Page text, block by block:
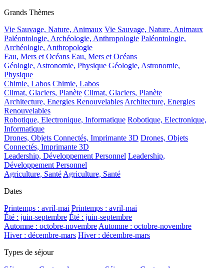
Grands Thèmes
Vie Sauvage, Nature, Animaux Vie Sauvage, Nature, Animaux
Paléontologie, Archéologie, Anthropologie Paléontologie,
Archéologie, Anthropologie
Eau, Mers et Océans Eau, Mers et Océans
Géologie, Astronomie, Physique Géologie, Astronomie,
Physique
Chimie, Labos Chimie, Labos
Climat, Glaciers, Planète Climat, Glaciers, Planète
Architecture, Energies Renouvelables Architecture, Energies
Renouvelables
Robotique, Electronique, Informatique Robotique, Electronique,
Informatique
Drones, Objets Connectés, Imprimante 3D Drones, Objets
Connectés, Imprimante 3D
Leadership, Développement Personnel Leadership,
Développement Personnel
Agriculture, Santé Agriculture, Santé
Dates
Printemps : avril-mai Printemps : avril-mai
Été : juin-septembre Été : juin-septembre
Automne : octobre-novembre Automne : octobre-novembre
Hiver : décembre-mars Hiver : décembre-mars
Types de séjour